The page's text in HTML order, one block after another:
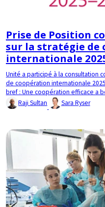
Prise de Position
sur la stratégie de
internationale
Unité a participé à la consultation
de coopération internationale
bref : Une coopération efficace a
Raji Sultan
Sara Ryser